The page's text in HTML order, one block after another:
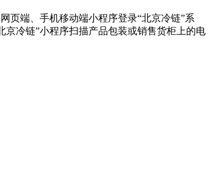
页端、手机移动端小程序登录“北京冷链”系
冷链”小程序扫描产品包装或销售货柜上的电